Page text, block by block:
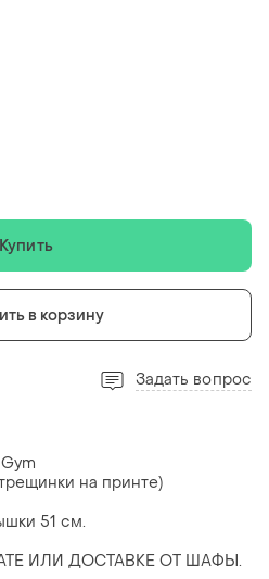
Купить
в корзину
Задать вопрос
на принте)
51 см.
ИЛИ ДОСТАВКЕ ОТ ШАФЫ.